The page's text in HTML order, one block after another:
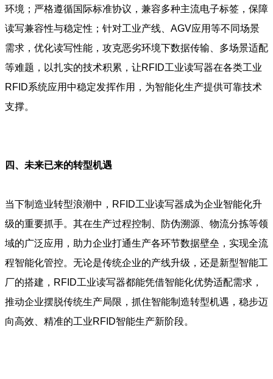
环境；严格遵循国际标准协议，兼容多种主流电子标签，保障
读写兼容性与稳定性；针对工业产线、AGV应用等不同场景
需求，优化读写性能，攻克恶劣环境下数据传输、多场景适配
等难题，以扎实的技术积累，让RFID工业读写器在各类工业
RFID系统应用中稳定发挥作用，为智能化生产提供可靠技术
支撑。
四、 未来已来的转型机遇
当下制造业转型浪潮中，RFID工业读写器成为企业智能化升
级的重要抓手。其在生产过程控制、防伪溯源、物流分拣等领
域的广泛应用，助力企业打通生产各环节数据壁垒，实现全流
程智能化管控。无论是传统企业的产线升级，还是新型智能工
厂的搭建，RFID工业读写器都能凭借智能化优势适配需求，
推动企业摆脱传统生产局限，抓住智能制造转型机遇，稳步迈
向高效、精准的工业RFID智能生产新阶段。